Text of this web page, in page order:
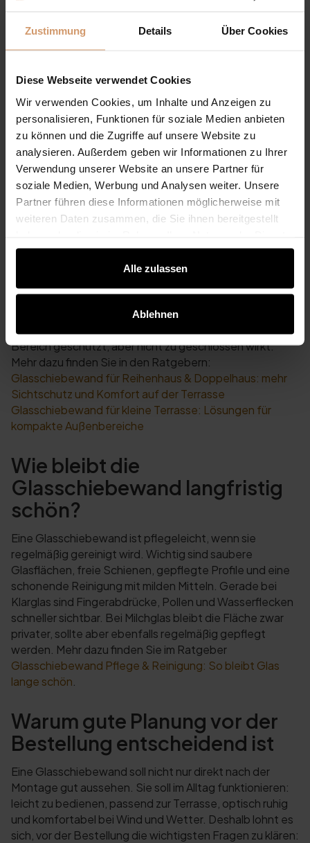
Zustimmung Details Über Cookies
Diese Webseite verwendet Cookies
Wir verwenden Cookies, um Inhalte und Anzeigen zu
personalisieren, Funktionen für soziale Medien anbieten
zu können und die Zugriffe auf unsere Website zu
analysieren. Außerdem geben wir Informationen zu Ihrer
Verwendung unserer Website an unsere Partner für
soziale Medien, Werbung und Analysen weiter. Unsere
Partner führen diese Informationen möglicherweise mit
weiteren Daten zusammen, die Sie ihnen bereitgestellt
gesammelt haben.
Alle zulassen
Ablehnen
geschützter, komfortabler und länger nutzbar
Wintergarten nachrüsten: Terrasse mit
mit Glasschiebewand und Sonnenschutz: Komfort bei
Sonne, Wind und Wetter
Welche Lösung passt zu
Reihenhaus, Doppelhaus oder
kleiner Terrasse?
Terrassen sind Sichtschutz, Windschutz und Platz
besonders wichtig. Eine Glasschiebewand kann hier sehr
Reihenhaus oder Doppelhaus ist häufig Milchglas an der
Nachbarseite interessant. Bei kleinen Terrassen kann
eine seitliche Glasschiebewand ausreichen, damit der
Bereich geschützt, aber nicht zu geschlossen wirkt.
Mehr dazu finden Sie in den Ratgebern:
Glasschiebewand für Reihenhaus & Doppelhaus: mehr
Sichtschutz und Komfort auf der Terrasse
Glasschiebewand für kleine Terrasse: Lösungen für
kompakte Außenbereiche
Wie bleibt die
Glasschiebewand langfristig
schön?
Eine Glasschiebewand ist pflegeleicht, wenn sie
regelmäßig gereinigt wird. Wichtig sind saubere
Glasflächen, freie Schienen, gepflegte Profile und eine
schonende Reinigung mit milden Mitteln. Gerade bei
Klarglas sind Fingerabdrücke, Pollen und Wasserflecken
schneller sichtbar. Bei Milchglas bleibt die Fläche zwar
privater, sollte aber ebenfalls regelmäßig gepflegt
werden. Mehr dazu finden Sie im Ratgeber
Glasschiebewand Pflege & Reinigung: So bleibt Glas
lange schön
Warum gute Planung vor der
Bestellung entscheidend ist
Eine Glasschiebewand soll nicht nur direkt nach der
Montage gut aussehen. Sie soll im Alltag funktionieren:
leicht zu bedienen, passend zur Terrasse, optisch ruhig
und komfortabel bei Wind und Wetter. Deshalb lohnt es
sich, vor der Bestellung die wichtigsten Fragen zu klären: